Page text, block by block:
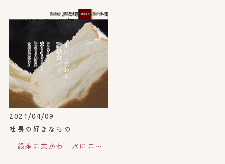
2021/04/09
社長の好きなもの
「銀座に志かわ」水にこだわる高級食パン。